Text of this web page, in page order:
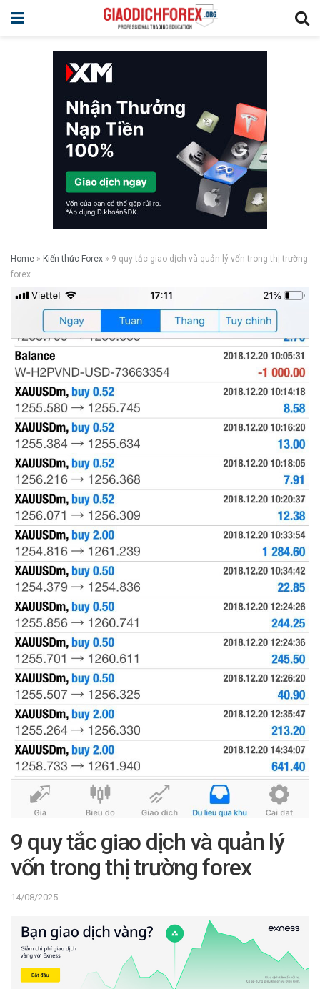
Home » Kiến thức Forex » 9 quy tắc giao dịch và quản lý vốn trong thị trường
forex
9 quy tắc giao dịch và quản lý
vốn trong thị trường forex
14/08/2025